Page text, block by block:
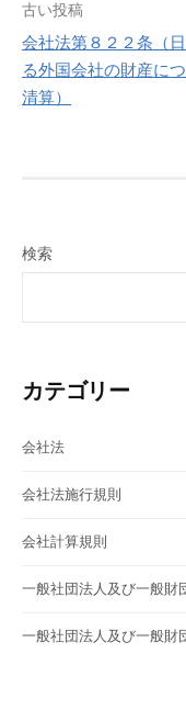
投
稿
ナ
ー
ン
古い投稿
会社法第８２２条（
る外国会社の財産に
清算）
検索
カテゴリー
会社法
会社法施行規則
会社計算規則
一般社団法人及び一般財
一般社団法人及び一般財